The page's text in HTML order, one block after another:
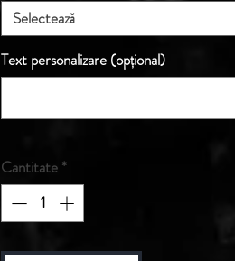
Selectează
Text personalizare (opțional)
Cantitate *